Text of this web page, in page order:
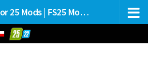
Farming Simulator 25 Mods | FS25 Mods Stahování